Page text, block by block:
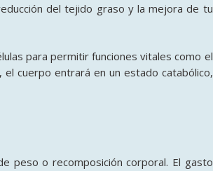
del tejido graso y la mejora de tu
para permitir funciones vitales como el
cuerpo entrará en un estado catabólico,
peso o recomposición corporal. El gasto